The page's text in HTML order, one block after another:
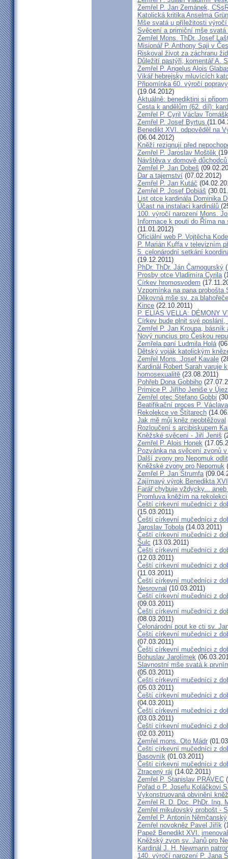
Zemřel P. Jan Zemánek,
Katolická kritika Anselma
Mše svatá u příležitosti
Svěcení a primiční mše
Zemřel Mons. ThDr. Josef
Misionář P. Anthony Saji v
Riskoval život za záchranu
Důležití pastýři, komentář A.
Zemřel P. Angelus Alois
Vikář hebrejsky mluvících
Připomínka 60. výročí
(19.04.2012)
Aktuálně: benediktini si
Cesta k andělům (62. díl):
Zemřel P. Cyril Václav
Zemřel P. Josef Byrtus
Benedikt XVI. odpověděl na
(06.04.2012)
Kněží rezignují před
Zemřel P. Jaroslav Moštěk
Návštěva v domově
Zemřel P. Jan Dobeš
Dar a tajemství (07.02.2012)
Zemřel P. Jan Kutáč
Zemřel P. Josef Dobiáš
List otce kardinála Dominika
Účast na instalaci kardinálů
100. výročí narození Mons.
Informace k pouti do Říma
(11.01.2012)
Oficiální web P. Vojtěcha
P. Marián Kuffa v televizním
5. celonárodní setkání
(19.12.2011)
PhDr. ThDr. Ján Čarnogurský
Prosby otce Vladimíra Cyrila
Církev hromosvodem
Vzpomínka na pana probošta
Děkovná mše sv. za
Kince (22.10.2011)
P. ELIAS VELLA: DÉMONY
Církev bude plnit své
Zemřel P. Jan Kroupa, básník
Nový nuncius pro Českou
Zemřela paní Ludmila Holá
Dětský voják katolickým
Zemřel Mons. Josef Kavale
Kardinál Robert Sarah varuje
homosexualitě (23.08.2011)
Pohřeb Dona Gobbiho
Primice P. Jiřího Jeniše v
Zemřel otec Stefano Gobbi
Beatifikační proces P.
Rekolekce ve Štítarech
Jak mě můj kněz neobtěžoval
Rozloučení s arcibiskupem
Kněžské svěcení - Jiří Jeniš
Zemřel P. Alois Honek
Pozvánka na svěcení zvonů
Další zvony pro Nepomuk
Kněžské zvony pro Nepomuk
Zemřel P. Jan Štrumfa
Zajímavý výrok Benedikta
Farář chybuje vždycky...
Promluva kněžím na
Čeští církevní mučedníci z
(15.03.2011)
Čeští církevní mučedníci z
Jaroslav Tobola(14.03.2011)
Čeští církevní mučedníci z
Šulc (13.03.2011)
Čeští církevní mučedníci z
(12.03.2011)
Čeští církevní mučedníci z
(11.03.2011)
Čeští církevní mučedníci z
Nesrovnal (10.03.2011)
Čeští církevní mučedníci z
(09.03.2011)
Čeští církevní mučedníci z
(08.03.2011)
Celonárodní pout ke cti sv.
Čeští církevní mučedníci z
(07.03.2011)
Čeští církevní mučedníci z
Bohuslav Jarolímek
Slavnostní mše svatá k
(05.03.2011)
Čeští církevní mučedníci z
(05.03.2011)
Čeští církevní mučedníci z
(04.03.2011)
Čeští církevní mučedníci z
(03.03.2011)
Čeští církevní mučedníci z
(02.03.2011)
Zemřel mons. Oto Mádr
Čeští církevní mučedníci z
Basovník (01.03.2011)
Čeští církevní mučedníci z
Ztracený ráj (14.02.2011)
Zemřel P. Stanislav PRAVEC
Pořad o P. Josefu Koláčkovi
Vykonstruovaná obvinění
Zemřel R. D. Doc. PhDr. Ing.
Zemřel mikulovský probošt -
Zemřel P. Antonín Němčanský
Zemřel novokněz Pavel Jiřík
Papež Benedikt XVI.
Kněžský zvon sv. Janů pro
Kardinál J. H. Newmann
140. výročí narození P. Jana